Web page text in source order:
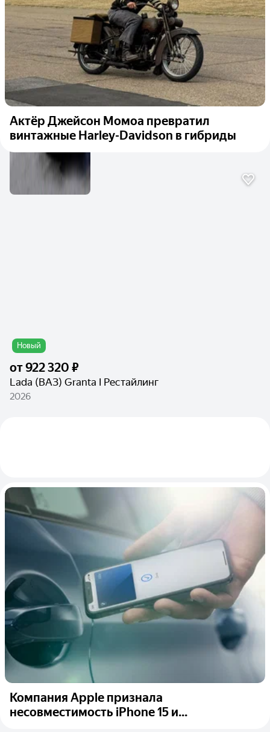
Актёр Джейсон Момоа превратил
винтажные Harley-Davidson в гибриды
Новый
от922 320 ₽
Lada (ВАЗ) Granta I Рестайлинг
2026
Компания Apple признала
несовместимость iPhone 15 и...